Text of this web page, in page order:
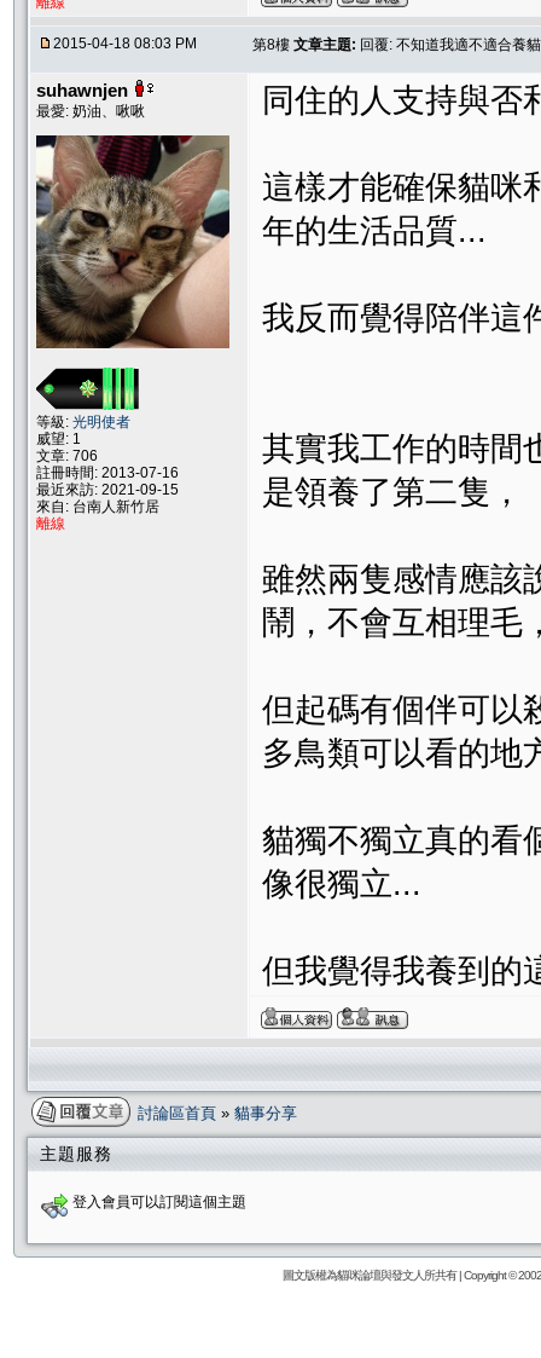
2015-04-18 08:03 PM 第8樓 文章主題: 回覆: 不知道我適不適合養
suhawnjen
最愛: 奶油、啾啾
等級: 光明使者
威望: 1
文章: 706
註冊時間: 2013-07-16
最近來訪: 2021-09-15
來自: 台南人新竹居
離線
同住的人支持與否
這樣才能確保貓咪
年的生活品質...
我反而覺得陪伴這
其實我工作的時間
是領養了第二隻，
雖然兩隻感情應該
鬧，不會互相理毛
但起碼有個伴可以
多鳥類可以看的地
貓獨不獨立真的看
像很獨立...
但我覺得我養到的
討論區首頁 » 貓事分享
主題服務
登入會員可以訂閱這個主題
圖文版權為貓咪論壇與發文人所共有 | Copyright ©